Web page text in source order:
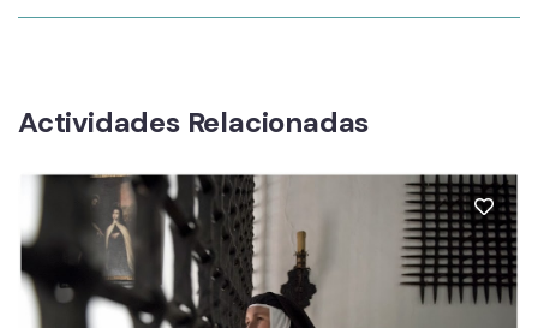
Actividades Relacionadas